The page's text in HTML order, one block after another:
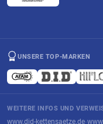
UNSERE TOP-MARKEN
WEITERE INFOS UND
www.did-kettensaetze.de